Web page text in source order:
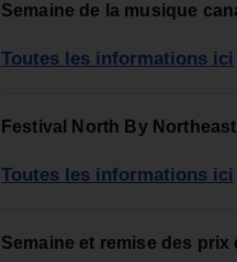
Semaine de la musique
Toutes les informations ici
Festival North By
Toutes les informations ici
Semaine et remise des